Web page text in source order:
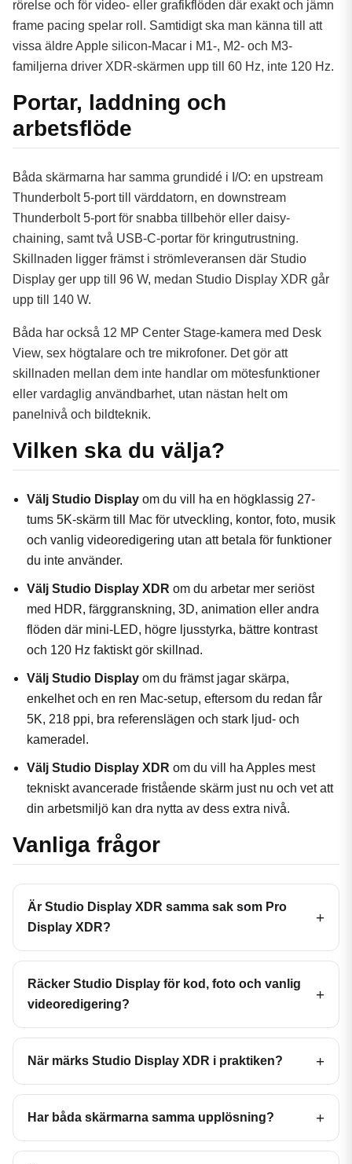
rörelse och för video- eller grafikflöden där exakt och jämn
frame pacing spelar roll. Samtidigt ska man känna till att
vissa äldre Apple silicon-Macar i M1-, M2- och M3-
familjerna driver XDR-skärmen upp till 60 Hz, inte 120 Hz.
Portar, laddning och
arbetsflöde
Båda skärmarna har samma grundidé i I/O: en upstream
Thunderbolt 5-port till värddatorn, en downstream
Thunderbolt 5-port för snabba tillbehör eller daisy-
chaining, samt två USB-C-portar för kringutrustning.
Skillnaden ligger främst i strömleveransen där Studio
Display ger upp till 96 W, medan Studio Display XDR går
upp till 140 W.
Båda har också 12 MP Center Stage-kamera med Desk
View, sex högtalare och tre mikrofoner. Det gör att
skillnaden mellan dem inte handlar om mötesfunktioner
eller vardaglig användbarhet, utan nästan helt om
panelnivå och bildteknik.
Vilken ska du välja?
Välj Studio Display om du vill ha en högklassig 27-
tums 5K-skärm till Mac för utveckling, kontor, foto, musik
och vanlig videoredigering utan att betala för funktioner
du inte använder.
Välj Studio Display XDR om du arbetar mer seriöst
med HDR, färggranskning, 3D, animation eller andra
flöden där mini-LED, högre ljusstyrka, bättre kontrast
och 120 Hz faktiskt gör skillnad.
Välj Studio Display om du främst jagar skärpa,
enkelhet och en ren Mac-setup, eftersom du redan får
5K, 218 ppi, bra referenslägen och stark ljud- och
kameradel.
Välj Studio Display XDR om du vill ha Apples mest
tekniskt avancerade fristående skärm just nu och vet att
din arbetsmiljö kan dra nytta av dess extra nivå.
Vanliga frågor
Är Studio Display XDR samma sak som Pro
Display XDR?
Räcker Studio Display för kod, foto och vanlig
videoredigering?
När märks Studio Display XDR i praktiken?
Har båda skärmarna samma upplösning?